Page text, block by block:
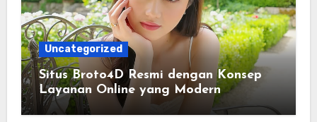
Uncategorized
Situs Broto4D Resmi dengan Konsep
Layanan Online yang Modern